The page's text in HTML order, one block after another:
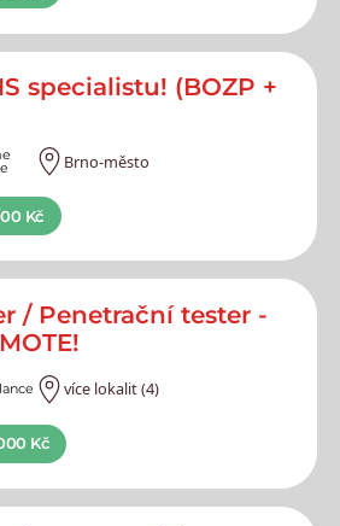
specialistu! (BOZP +
Brno-město
Kč
/ Penetrační tester -
více lokalit (4)
Kč